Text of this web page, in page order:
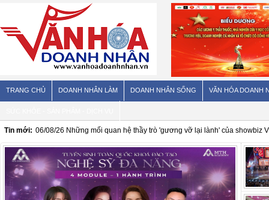
TRANG CHỦ DOANH NHÂN LÀM DOANH NHÂN SỐNG VĂN HÓA DOANH
Tin mới: 06/08/26 Loại trái cây nếu ăn cả vỏ sẽ tốt hơn rất nhiều